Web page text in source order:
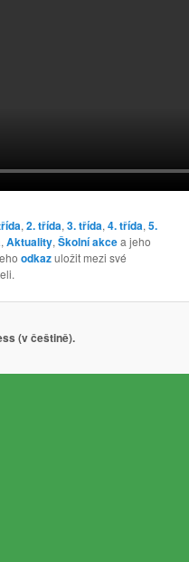
,2. třída,3. třída,4. třída,5.
,Aktuality,Školní akcea jeho
odkazuložit mezi své
(v češtině).